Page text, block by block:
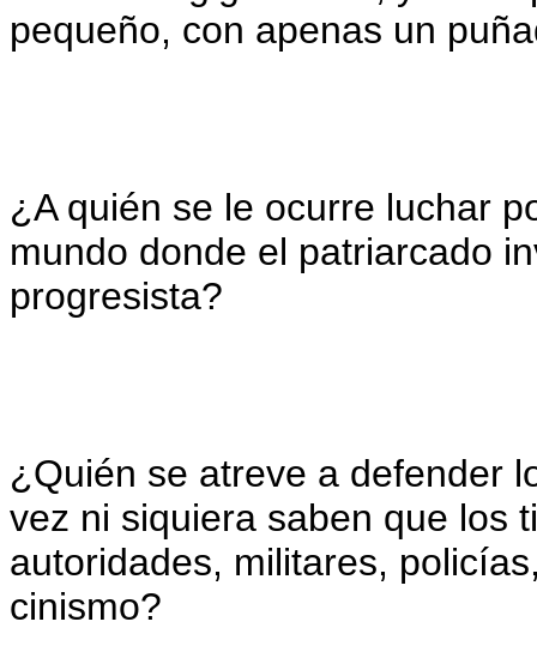
pequeño, con apenas un
¿A quién se le ocurre luchar
mundo donde el patriarcado
progresista?
¿Quién se atreve a defender
vez ni siquiera saben que los
autoridades, militares,
cinismo?